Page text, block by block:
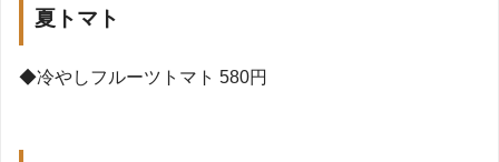
夏トマト
◆冷やしフルーツトマト 580円